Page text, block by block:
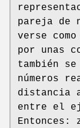
pareja de
verse
por unas
también
números
distancia
entre el